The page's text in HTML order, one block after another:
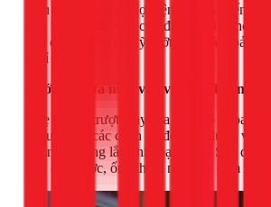
Nếu chưa có sẵn, thợ điện nước sẽ tiến
mới và các đầu chờ cho đường cấp, thoát
đều được kiểm tra kỹ lưỡng để đảm bảo
rò rỉ nào.
Bước 4: Đưa máy vào vị trí và kết nối
Nhẹ nhàng trượt máy rửa bát vào khoang
Điều chỉnh các chân đế để máy đứng
không bị rung lắc khi hoạt động. Sau đó,
ống cấp nước, ống thoát nước và cắm